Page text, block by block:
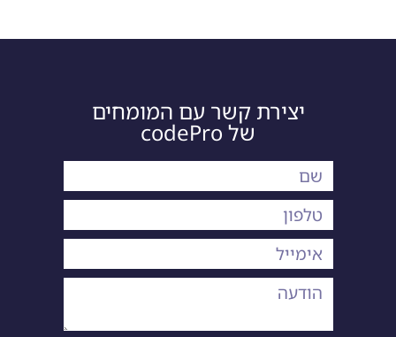
יצירת קשר עם המומחים
של codePro